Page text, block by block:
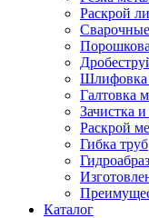
Раскрой
Шлифовка
Галтовка
Зачистка
Раскрой
Гибка труб
Каталог